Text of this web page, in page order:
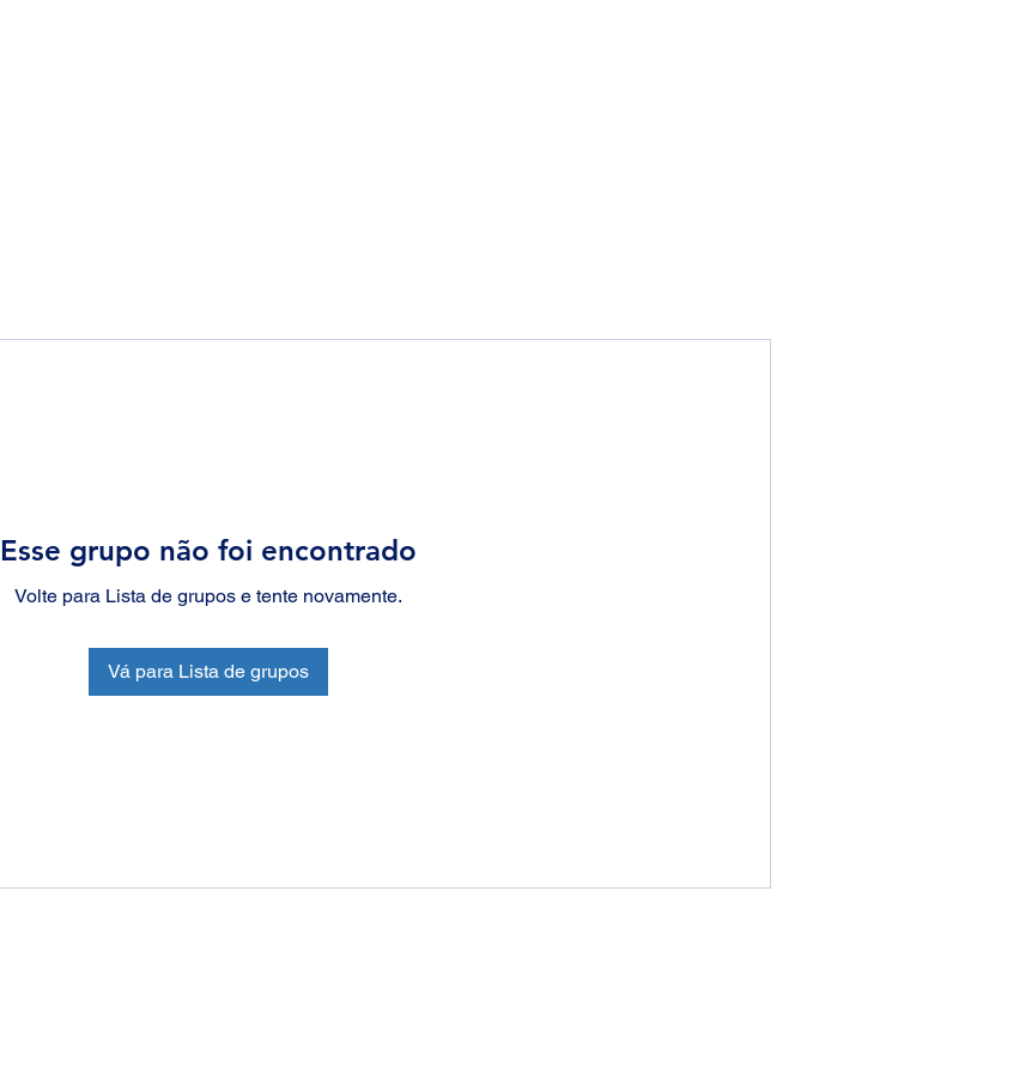
Esse grupo não foi encontrado
Volte para Lista de grupos e tente novamente.
Vá para Lista de grupos